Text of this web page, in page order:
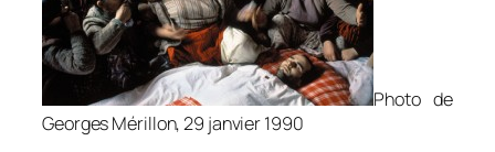
Photo de
Georges Mérillon, 29 janvier 1990